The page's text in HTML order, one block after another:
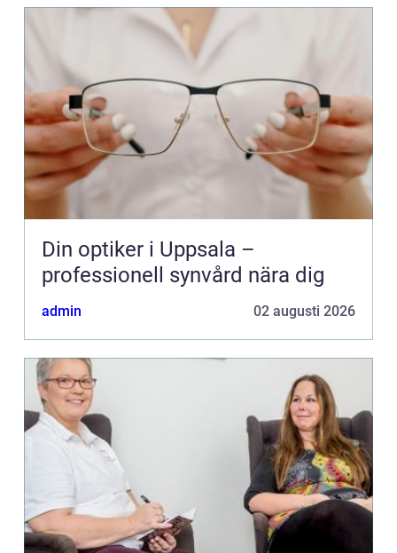
Din optiker i Uppsala –
professionell synvård nära dig
admin 02 augusti 2026